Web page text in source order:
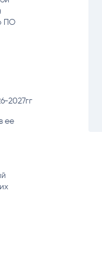
АНАЛИТИКИ
ПО
2027гг
ее